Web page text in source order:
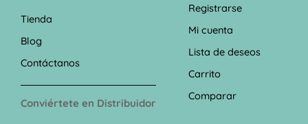
Tienda
Blog
Contáctanos
Conviértete en Distribuidor
Registrarse
Mi cuenta
Lista de deseos
Carrito
Comparar